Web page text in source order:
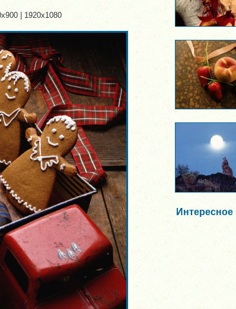
| 1920x1080
Интересное